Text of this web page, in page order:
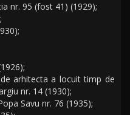
nr. 95 (fost 41) (1929);
arhitecta a locuit timp de
nr. 14 (1930);
Savu nr. 76 (1935);